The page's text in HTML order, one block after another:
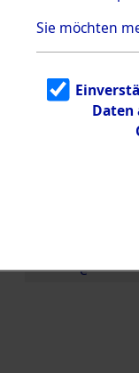
en
5.3.2
g
5.3.3
e
Sie möchten
Daten